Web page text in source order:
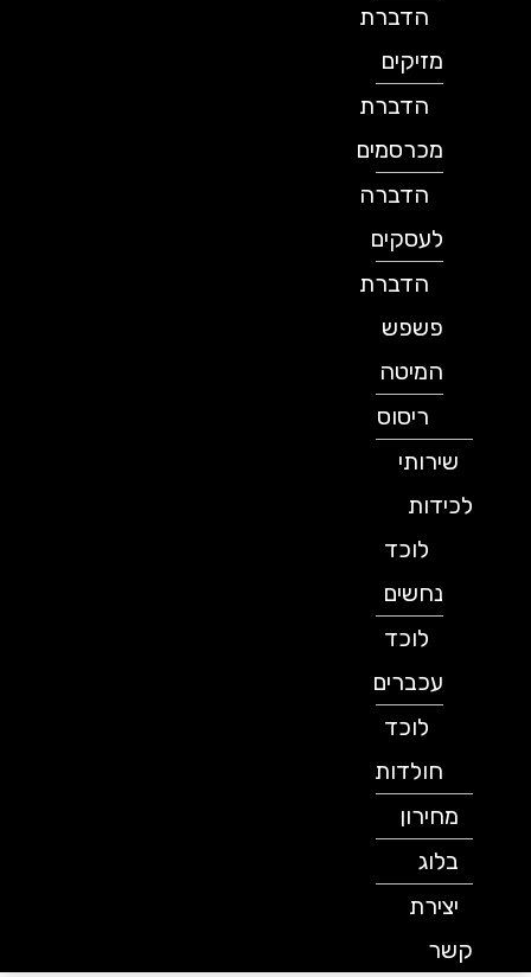
הדברת
מזיקים
הדברת
מכרסמים
הדברה
לעסקים
הדברת
פשפש
המיטה
ריסוס
שירותי
לכידות
לוכד
נחשים
לוכד
עכברים
לוכד
חולדות
מחירון
בלוג
יצירת
קשר